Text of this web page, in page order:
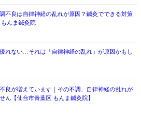
不良は自律神経の乱れが原因？鍼灸でできる対策
もんま鍼灸院
れない…それは「自律神経の乱れ」が原因かもし
良が増えています｜その不調、自律神経の乱れが
ん【仙台市青葉区 もんま鍼灸院】